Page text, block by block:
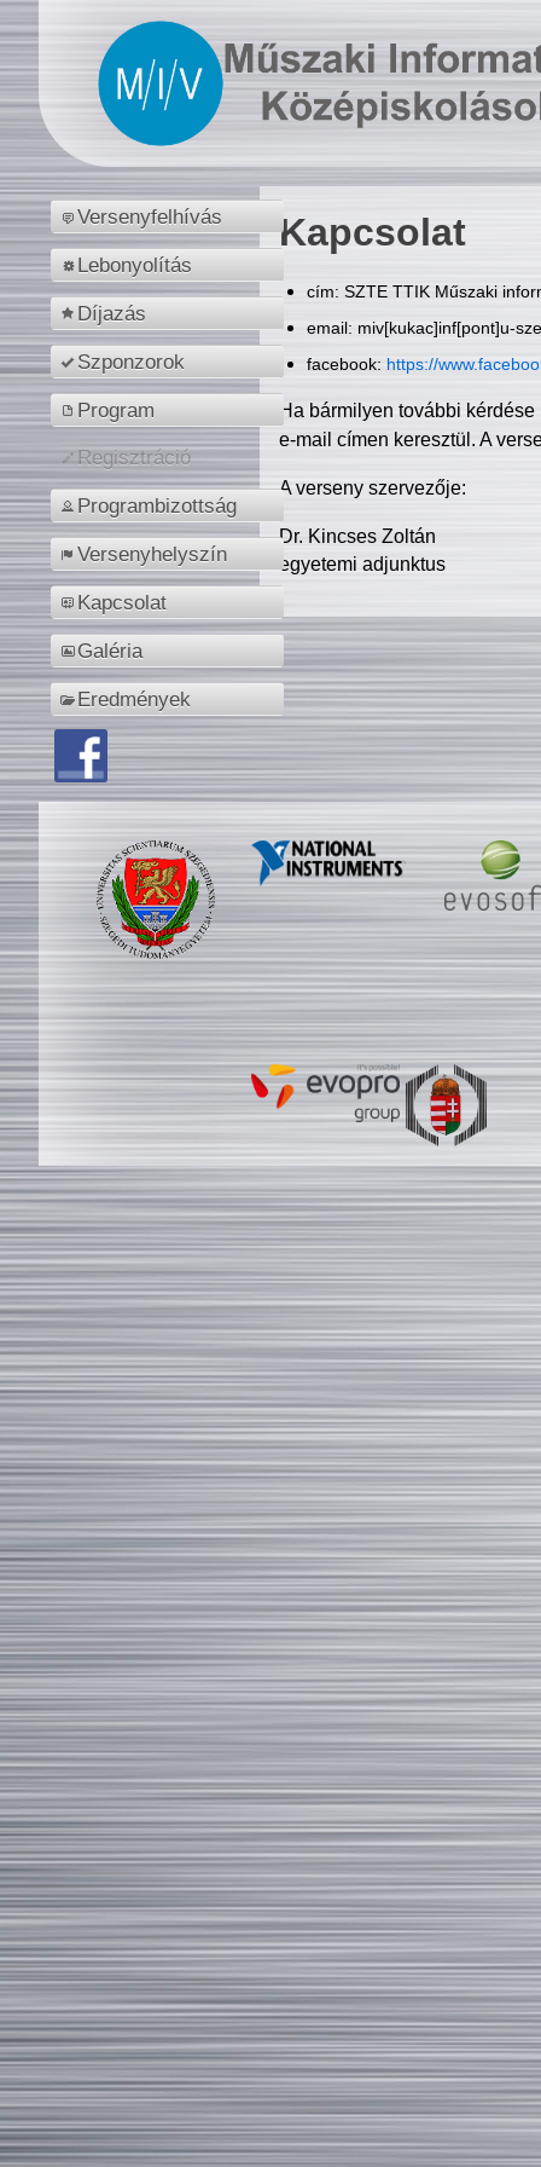
Versenyfelhívás
Lebonyolítás
Díjazás
Szponzorok
Program
Regisztráció
Programbizottság
Versenyhelyszín
Kapcsolat
Galéria
Eredmények
Kapcsolat
cím: SZTE TTIK Műszaki
email: miv[kukac]inf[pont]u-
facebook: https://
Ha bármilyen további
e-mail címen keresztül. A
A verseny szervezője:
Dr. Kincses Zoltán
egyetemi adjunktus